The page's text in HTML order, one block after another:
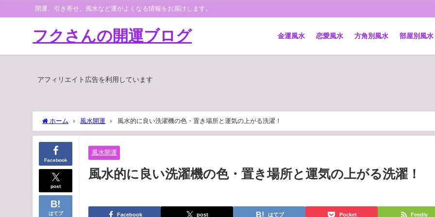
開運、引き寄せ、風水など運がよくなる情報をお届けします。
フクさんの開運ブログ 金運風水 恋愛風水 方角別風水 部屋別風水
アフィリエイト広告を利用しています
ホーム 風水開運 風水的に良い洗濯機の色・置き場所と運気の上がる洗濯！
Facebook
post
はてブ
風水開運
風水的に良い洗濯機の色・置き場所と運気の上がる洗濯！
Facebook post はてブ Pocket Feedly